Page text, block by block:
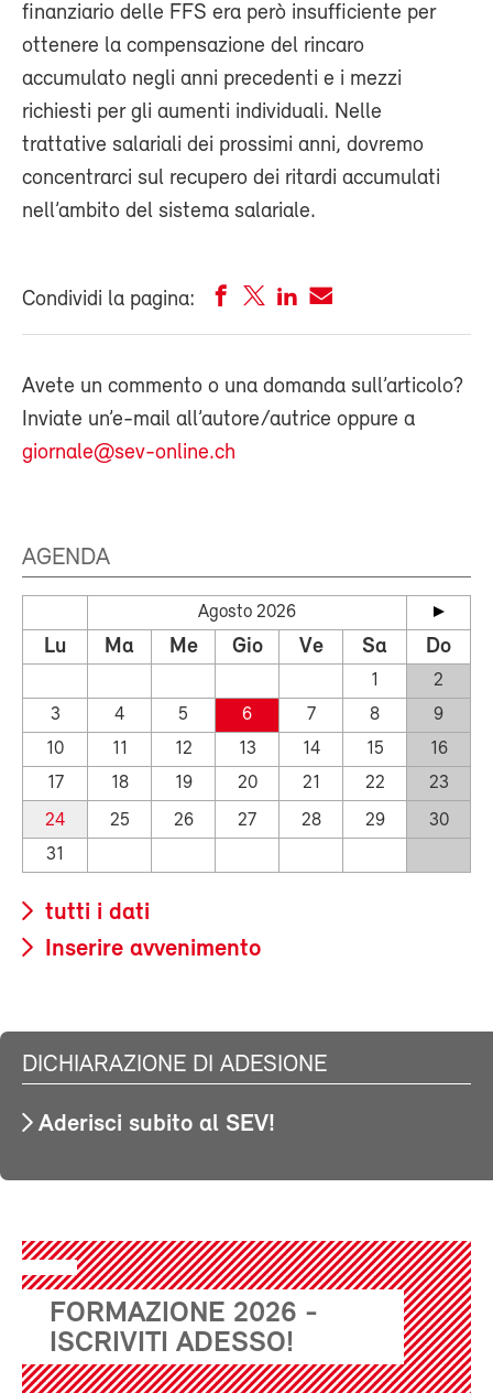
finanziario delle FFS era però insufficiente per
ottenere la compensazione del rincaro
accumulato negli anni precedenti e i mezzi
richiesti per gli aumenti individuali. Nelle
trattative salariali dei prossimi anni, dovremo
concentrarci sul recupero dei ritardi accumulati
nell’ambito del sistema salariale.
Condividi la pagina:
Avete un commento o una domanda sull’articolo?
Inviate un’e-mail all’autore/autrice oppure a
giornale@sev-online.ch
AGENDA
Agosto 2026
Lu Ma Me Gio Ve Sa Do
1
2
3
4 5 6 7 8
9
10
11 12 13 14 15
16
17
18 19 20 21 22
23
24
25 26 27 28 29
30
31
tutti i dati
Inserire avvenimento
DICHIARAZIONE DI ADESIONE
Aderisci subito al SEV!
FORMAZIONE 2026 -
ISCRIVITI ADESSO!